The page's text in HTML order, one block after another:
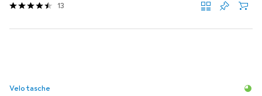
13
Velotasche